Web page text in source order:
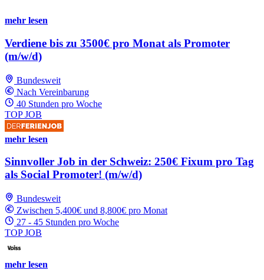
mehr lesen
Verdiene bis zu 3500€ pro Monat als Promoter
(m/w/d)
Bundesweit
Nach Vereinbarung
40 Stunden pro Woche
TOP JOB
mehr lesen
Sinnvoller Job in der Schweiz: 250€ Fixum pro Tag
als Social Promoter! (m/w/d)
Bundesweit
Zwischen 5,400€ und 8,800€ pro Monat
27 - 45 Stunden pro Woche
TOP JOB
mehr lesen